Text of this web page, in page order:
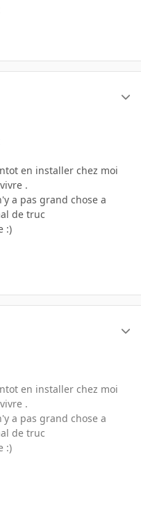
en installer chez moi
.
a pas grand chose a
de truc
:)
en installer chez moi
.
a pas grand chose a
de truc
:)